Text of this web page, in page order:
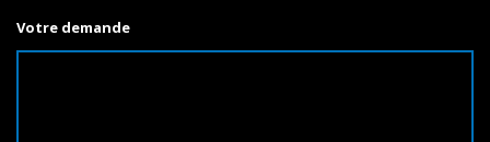
Votre demande